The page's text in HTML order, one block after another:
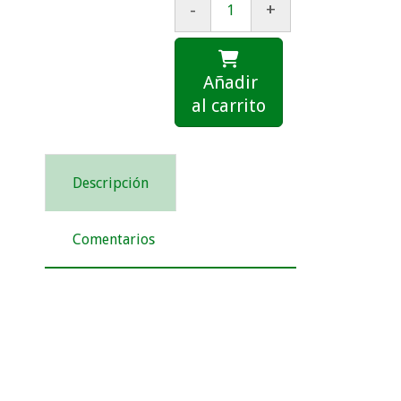
- +
Añadir
al carrito
Descripción
Comentarios